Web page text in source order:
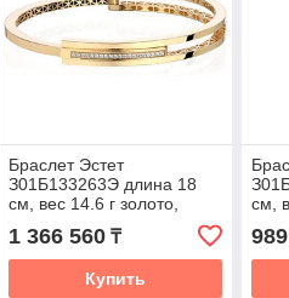
Браслет Эстет
З01Б133263Э длина 18
см, вес 14.6 г золото,
плетение отсутствует
1 366 560₸
Купить
см,